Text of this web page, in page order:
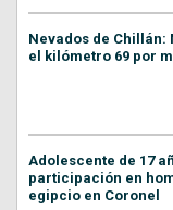
Nevados de Chillán:
el kilómetro 69 por
Adolescente de 17
participación en
egipcio en Coronel